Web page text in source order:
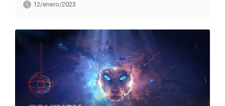
12/enero/2023